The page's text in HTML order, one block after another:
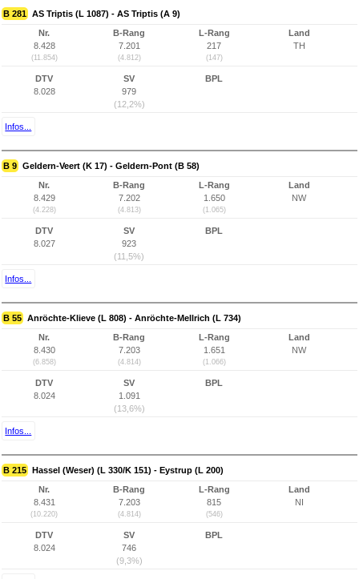
B 281 AS Triptis (L 1087) - AS Triptis (A 9)
Nr.
8.428
(11.854)
B-Rang
7.201
(4.812)
L-Rang
217
(147)
Land
TH
DTV
8.028
SV
979
(12,2%)
BPL
Infos...
B 9 Geldern-Veert (K 17) - Geldern-Pont (B 58)
Nr.
8.429
(4.228)
B-Rang
7.202
(4.813)
L-Rang
1.650
(1.065)
Land
NW
DTV
8.027
SV
923
(11,5%)
BPL
Infos...
B 55 Anröchte-Klieve (L 808) - Anröchte-Mellrich (L 734)
Nr.
8.430
(6.858)
B-Rang
7.203
(4.814)
L-Rang
1.651
(1.066)
Land
NW
DTV
8.024
SV
1.091
(13,6%)
BPL
Infos...
B 215 Hassel (Weser) (L 330/K 151) - Eystrup (L 200)
Nr.
8.431
(10.220)
B-Rang
7.203
(4.814)
L-Rang
815
(546)
Land
NI
DTV
8.024
SV
746
(9,3%)
BPL